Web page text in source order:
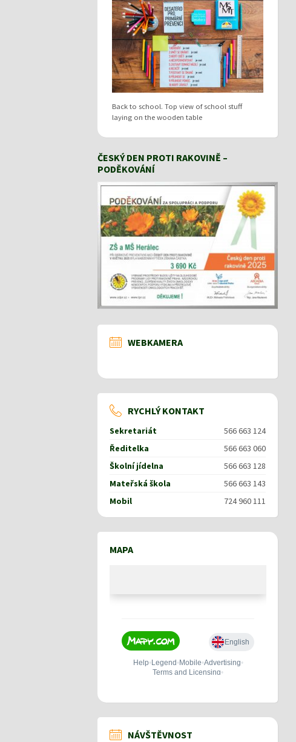
Back to school. Top view of school stuff
laying on the wooden table
ČESKÝ DEN PROTI RAKOVINĚ –
PODĚKOVÁNÍ
WEBKAMERA
RYCHLÝ KONTAKT
Sekretariát
566 663 124
Ředitelka
566 663 060
Školní jídelna
566 663 128
Mateřská škola
566 663 143
Mobil
724 960 111
MAPA
NÁVŠTĚVNOST